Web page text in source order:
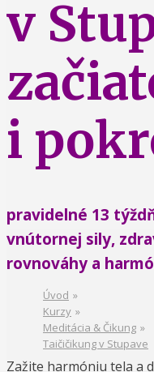
v
i
pravidelné 13
vnútornej sily,
rovnováhy a
Úvod »
Kurzy »
Meditácia & Čikung »
Taičičikung v Stupave
Zažite harmóniu tela a